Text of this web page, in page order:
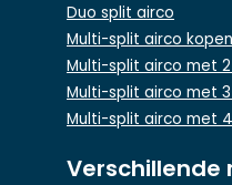
Duo split airco
Multi-split airco kopen
Multi-split airco met
Multi-split airco met
Multi-split airco met
Verschillende